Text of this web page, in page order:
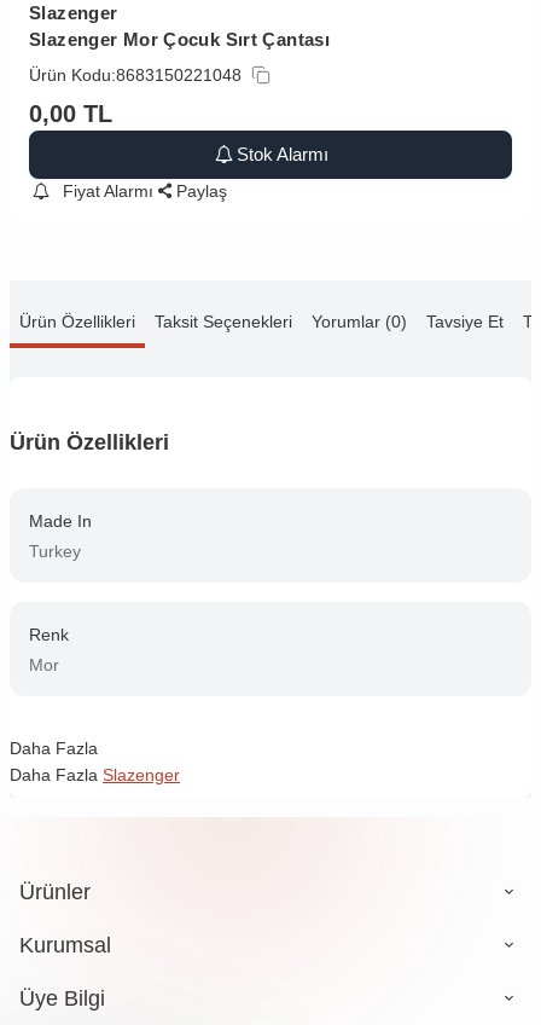
Slazenger
Slazenger Mor Çocuk Sırt Çantası
Ürün Kodu:8683150221048
0,00 TL
Stok Alarmı
Fiyat Alarmı Paylaş
Ürün Özellikleri Taksit Seçenekleri Yorumlar (0) Tavsiye Et
Ürün Özellikleri
Made In
Turkey
Renk
Mor
Daha Fazla
Daha Fazla Slazenger
Ürünler
Kurumsal
Üye Bilgi